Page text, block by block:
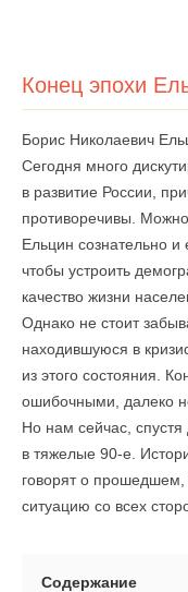
Конец эпохи
Борис Николаевич
Сегодня много
в развитие России,
противоречивы.
Ельцин сознательно
чтобы устроить
качество жизни
Однако не стоит
находившуюся в
из этого состояния.
ошибочными, далеко
Но нам сейчас, спустя
в тяжелые 90-е.
говорят о прошедшем,
ситуацию со всех
Содержание